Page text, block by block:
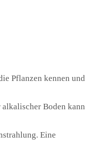
Pflanzen kennen und
Boden kann
Eine